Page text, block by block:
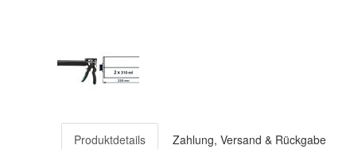
Produktdetails Zahlung, Versand & Rückgabe